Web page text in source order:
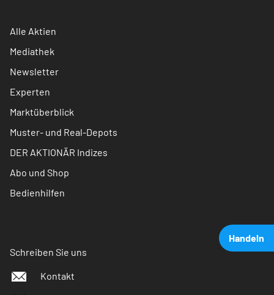
Handeln
Alle Aktien
Mediathek
Newsletter
Experten
Marktüberblick
Muster- und Real-Depots
DER AKTIONÄR Indizes
Abo und Shop
Bedienhilfen
Schreiben Sie uns
Kontakt